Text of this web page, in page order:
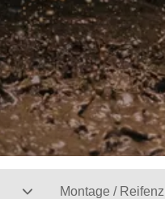
Montage /